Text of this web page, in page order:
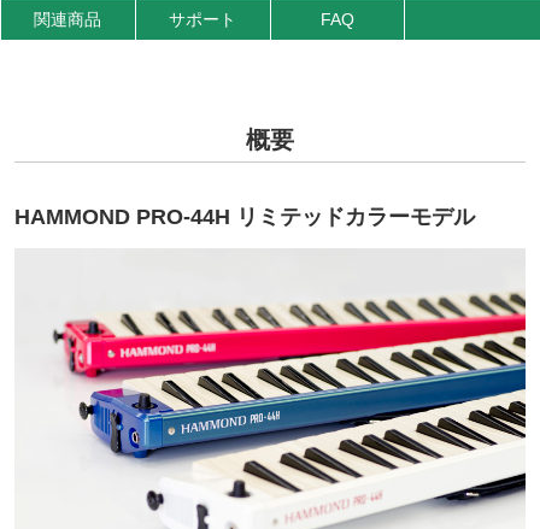
関連商品 サポート FAQ
概要
HAMMOND PRO-44H リミテッドカラーモデル